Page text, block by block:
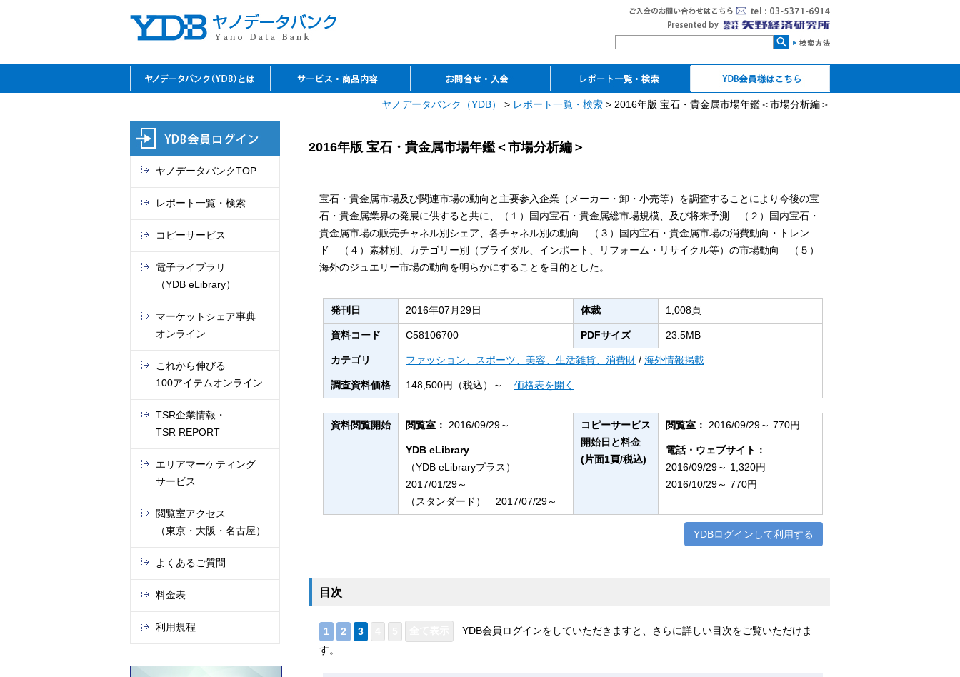
閲覧室
電子ライブラリ
（YDB eLibrary）
マーケットシェア事典
オンライン
これから伸びる
市場シリーズオンライン
TSR企業情報・TSR
REPORT
お問合せ
（入会案内・資料請求）
ご入会申込み
ご契約の流れ
よくあるご質問
ご案内資料ダウンロード レポート一覧・検索 YDB会員ログイン
マイページ
パスワードの設定・再設
定
個人CDの発行
ヤノデータバンク（YDB） > レポート一覧・検索 > 2016年版 宝石・貴金属市場年鑑＜市場分析編＞
2016年版 宝石・貴金属市場年鑑＜市場分析編＞
宝石・貴金属市場及び関連市場の動向と主要参入企業（メーカー・卸・小売等）を調査することにより今後の宝
石・貴金属業界の発展に供すると共に、（１）国内宝石・貴金属総市場規模、及び将来予測 （２）国内宝石・
貴金属市場の販売チャネル別シェア、各チャネル別の動向 （３）国内宝石・貴金属市場の消費動向・トレン
ド （４）素材別、カテゴリー別（ブライダル、インポート、リフォーム・リサイクル等）の市場動向 （５）
海外のジュエリー市場の動向を明らかにすることを目的とした。
発刊日 2016年07月29日 体裁 1,008頁
資料コード C58106700 PDFサイズ 23.5MB
カテゴリ ファッション、スポーツ、美容、生活雑貨、消費財 / 海外情報掲載
調査資料価格 148,500円（税込）～ 価格表を開く
資料閲覧開始 閲覧室： 2016/09/29～
コピーサービス
開始日と料金
(片面1頁/税込)
閲覧室： 2016/09/29～ 770円
YDB eLibrary
（YDB eLibraryプラス）
2017/01/29～
（スタンダード） 2017/07/29～
電話・ウェブサイト：
2016/09/29～ 1,320円
2016/10/29～ 770円
YDBログインして利用する
目次
YDB会員ログインをしていただきますと、さらに詳しい目次をご覧いただけま
す。
ヤノデータバンクTOP
レポート一覧・検索
コピーサービス
電子ライブラリ
（YDB eLibrary）
マーケットシェア事典
オンライン
これから伸びる
100アイテムオンライン
TSR企業情報・
TSR REPORT
エリアマーケティング
サービス
閲覧室アクセス
（東京・大阪・名古屋）
よくあるご質問
料金表
利用規程